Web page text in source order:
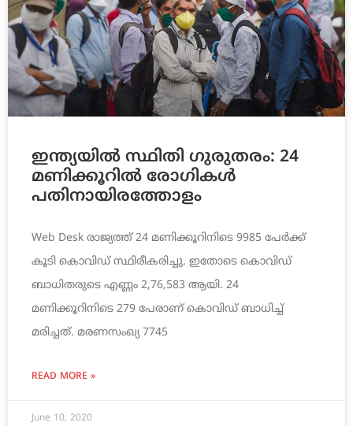
ഇന്ത്യയില്‍ സ്ഥിതി ഗുരുതരം: 24
മണിക്കൂറില്‍ രോഗികള്‍
പതിനായിരത്തോളം
Web Desk രാജ്യത്ത് 24 മണിക്കൂറിനിടെ 9985 പേര്‍ക്ക്
കൂടി കൊവിഡ് സ്ഥിരീകരിച്ചു. ഇതോടെ കൊവിഡ്
ബാധിതരുടെ എണ്ണം 2,76,583 ആയി. 24
മണിക്കൂറിനിടെ 279 പേരാണ് കൊവിഡ് ബാധിച്ച്‌
മരിച്ചത്. മരണസംഖ്യ 7745
READ MORE »
June 10, 2020